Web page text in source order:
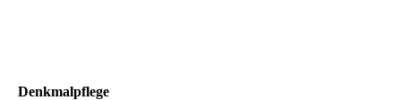
Denkmalpflege